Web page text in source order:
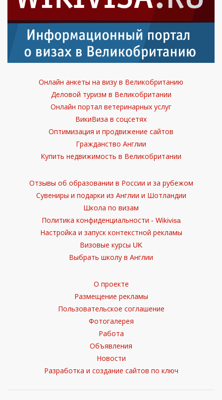
Онлайн анкеты на визу в Великобританию
Деловой туризм в Великобритании
Онлайн портал ветеринарных услуг
ВикиВиза в соцсетях
Оптимизация и продвижение сайтов
Гражданство Англии
Купить недвижимость в Великобритании
Отзывы об образовании в России и за рубежом
Сувениры и подарки из Англии и Шотландии
Школа по визам
Политика конфиденциальности - Wikivisa
Настройка и запуск контекстной рекламы
Визовые курсы UK
Выбрать школу в Англии
О проекте
Размещение рекламы
Пользовательское соглашение
Фотогалерея
Работа
Объявления
Новости
Разработка и создание сайтов по ключ